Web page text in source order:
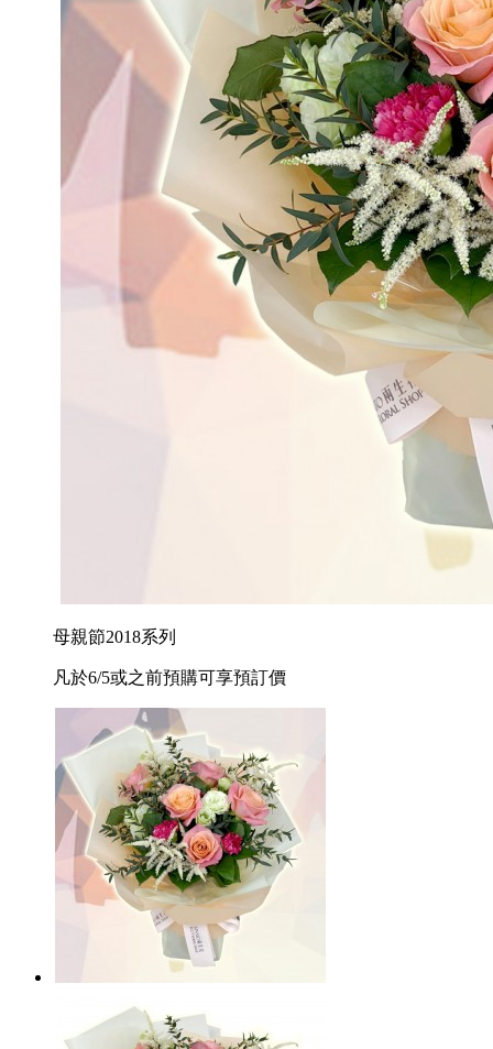
母親節2018系列
凡於6/5或之前預購可享預訂價